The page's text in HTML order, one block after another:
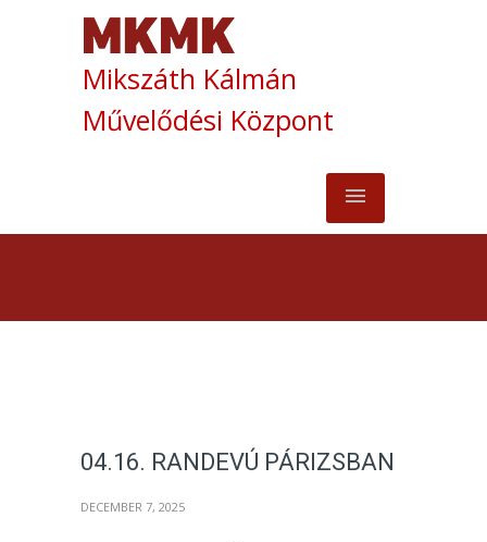
Mikszáth Kálmán
Művelődési Központ
04.16. RANDEVÚ PÁRIZSBAN
DECEMBER 7, 2025